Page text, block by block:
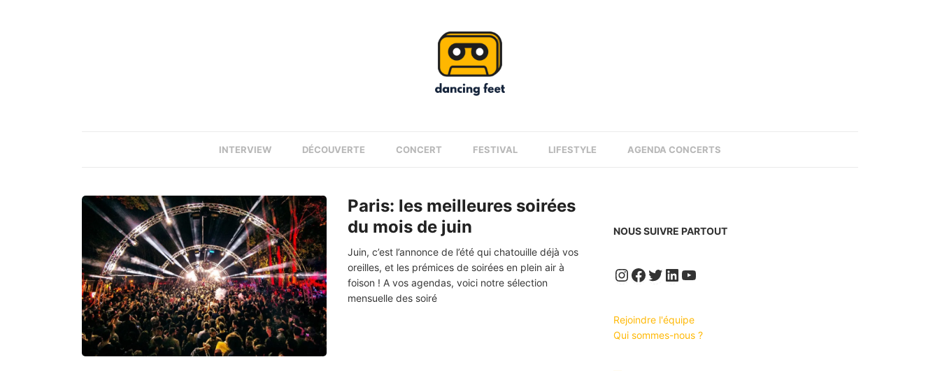
INTERVIEW DÉCOUVERTE CONCERT FESTIVAL LIFESTYLE AGENDA CONCERTS
Paris: les meilleures soirées
du mois de juin
Juin, c’est l’annonce de l’été qui chatouille déjà vos
oreilles, et les prémices de soirées en plein air à
foison ! A vos agendas, voici notre sélection
mensuelle des soiré
NOUS SUIVRE PARTOUT
Instagram
Facebook
Twitter
LinkedIn
YouTube
Rejoindre l'équipe
Qui sommes-nous ?